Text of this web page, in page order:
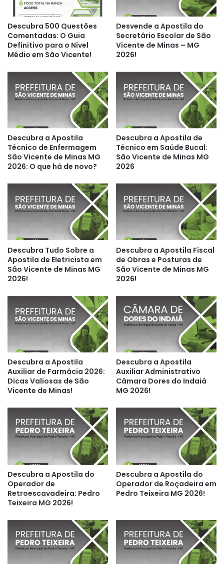
Descubra 500 Questões
Comentadas: O Guia
Definitivo para o Nível
Médio em São Vicente!
Desvende a Apostila do
Secretário Escolar de São
Vicente de Minas – MG
2026!
Descubra a Apostila
Técnico de Enfermagem
São Vicente de Minas MG
2026: O que há de novo?
Descubra a Apostila de
Técnico em Saúde Bucal:
São Vicente de Minas MG
2026
Descubra Tudo Sobre a
Apostila de Eletricista em
São Vicente de Minas MG
2026!
Descubra a Apostila Fiscal
de Obras e Posturas de
São Vicente de Minas MG
2026!
Descubra a Apostila
Auxiliar de Farmácia 2026:
Dicas Valiosas de São
Vicente de Minas!
Descubra a Apostila
Auxiliar Administrativo
Câmara Dores do Indaiá
MG 2026!
Descubra a Apostila do
Operador de
Retroescavadeira: Pedro
Teixeira MG 2026!
Descubra a Apostila do
Operador de Roçadeira em
Pedro Teixeira MG 2026!